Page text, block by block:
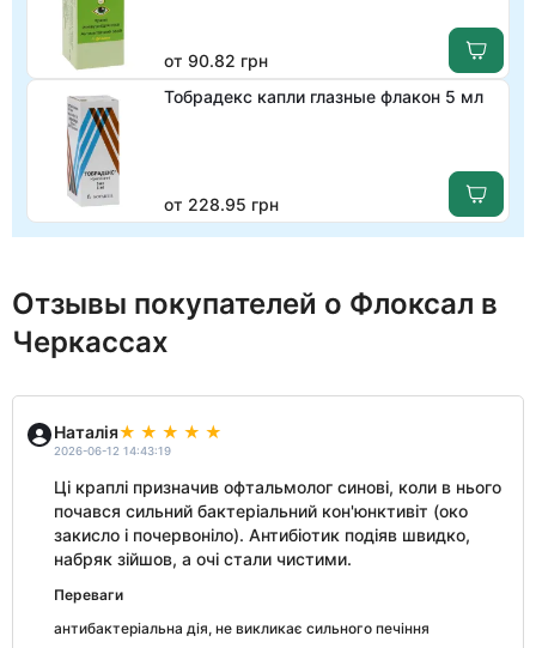
от 90.82 грн
Тобрадекс капли глазные флакон 5 мл
от 228.95 грн
Отзывы покупателей о Флоксал в
Черкассах
Наталія
2026-06-12 14:43:19
Ці краплі призначив офтальмолог синові, коли в нього
почався сильний бактеріальний кон'юнктивіт (око
закисло і почервоніло). Антибіотик подіяв швидко,
набряк зійшов, а очі стали чистими.
Переваги
антибактеріальна дія, не викликає сильного печіння